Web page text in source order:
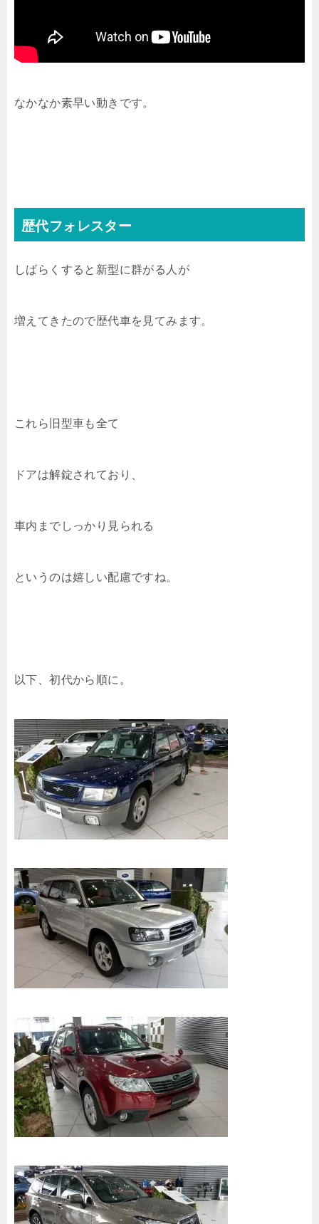
なかなか素早い動きです。
歴代フォレスター
しばらくすると新型に群がる人が
増えてきたので歴代車を見てみます。
これら旧型車も全て
ドアは解錠されており、
車内までしっかり見られる
というのは嬉しい配慮ですね。
以下、初代から順に。